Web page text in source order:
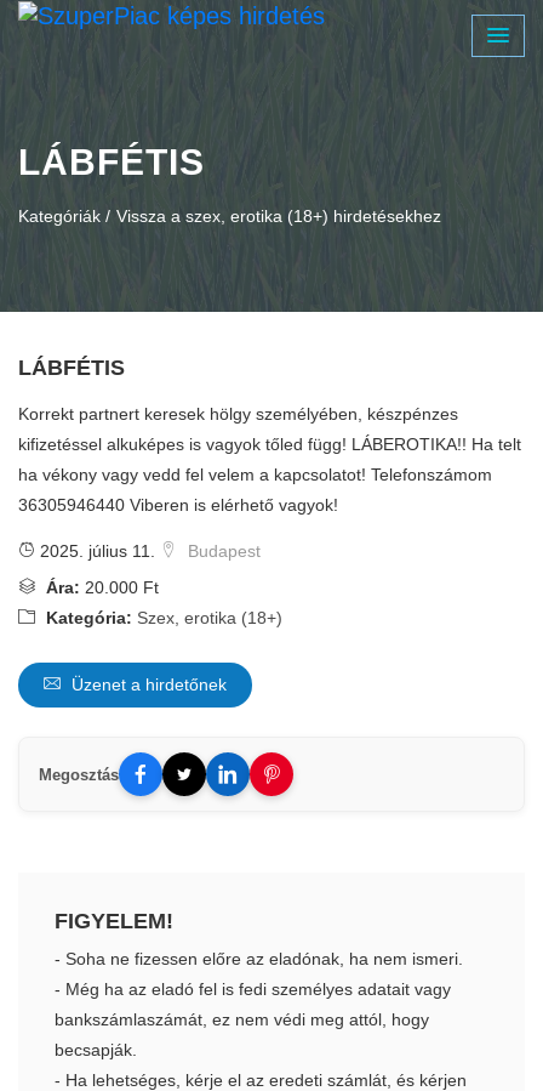
LÁBFÉTIS
Kategóriák / Vissza a szex, erotika (18+) hirdetésekhez
LÁBFÉTIS
Korrekt partnert keresek hölgy személyében, készpénzes
kifizetéssel alkuképes is vagyok tőled függ! LÁBEROTIKA!! Ha telt
ha vékony vagy vedd fel velem a kapcsolatot! Telefonszámom
36305946440 Viberen is elérhető vagyok!
2025. július 11.
Budapest
Ára: 20.000 Ft
Kategória: Szex, erotika (18+)
Üzenet a hirdetőnek
Megosztás
FIGYELEM!
- Soha ne fizessen előre az eladónak, ha nem ismeri.
- Még ha az eladó fel is fedi személyes adatait vagy
bankszámlaszámát, ez nem védi meg attól, hogy
becsapják.
- Ha lehetséges, kérje el az eredeti számlát, és kérjen